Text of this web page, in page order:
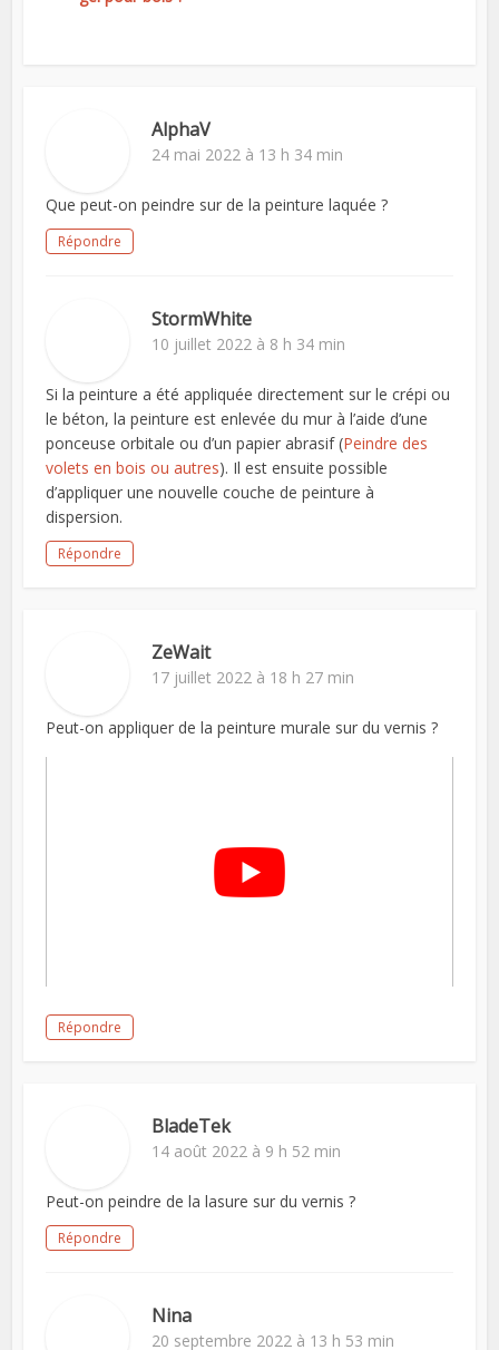
AlphaV
24 mai 2022 à 13 h 34 min
Que peut-on peindre sur de la peinture laquée ?
Répondre
StormWhite
10 juillet 2022 à 8 h 34 min
Si la peinture a été appliquée directement sur le crépi ou
le béton, la peinture est enlevée du mur à l’aide d’une
ponceuse orbitale ou d’un papier abrasif (Peindre des
volets en bois ou autres). Il est ensuite possible
d’appliquer une nouvelle couche de peinture à
dispersion.
Répondre
ZeWait
17 juillet 2022 à 18 h 27 min
Peut-on appliquer de la peinture murale sur du vernis ?
Répondre
BladeTek
14 août 2022 à 9 h 52 min
Peut-on peindre de la lasure sur du vernis ?
Répondre
Nina
20 septembre 2022 à 13 h 53 min